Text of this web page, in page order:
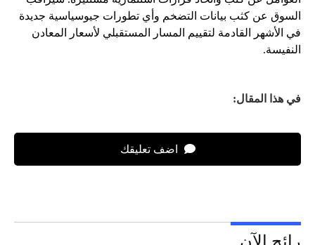
السوق عن كثب بيانات التضخم وأي تطورات جيوسياسية جديدة
في الأشهر القادمة لتقييم المسار المستقبلي لأسعار المعادن
النفيسة.
في هذا المقال:
اضف تعليقك
رائج الآن